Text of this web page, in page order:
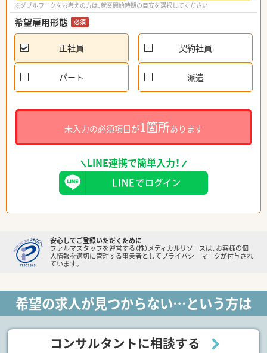
※ダブルワークをお考えの方は、就業開始時期の目安を選択してください
希望雇用形態 必須
正社員 契約社員
パート 派遣
未入力の必須項目が1箇所あります
LINE連携で簡単入力！
安心してご登録いただくために
ファルマスタッフを運営する（株）メディカルリソースは、お客様の個
人情報を適切に管理する事業者としてプライバシーマークが付与され
ています。
希望の求人が見つからない…という方は
コンサルタントに相談する